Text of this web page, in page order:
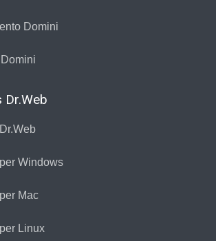
Domini
Dr.Web
Windows
Mac
Linux